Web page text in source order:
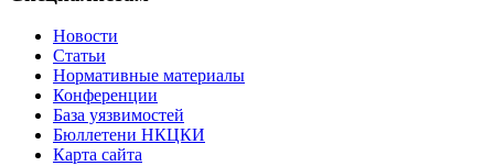
Новости
Статьи
Нормативные материалы
Конференции
База уязвимостей
Бюллетени НКЦКИ
Карта сайта